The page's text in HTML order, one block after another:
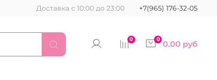
Доставка с 10:00 до 23:00 +7(965) 176-32-05
0 0 0.00 руб